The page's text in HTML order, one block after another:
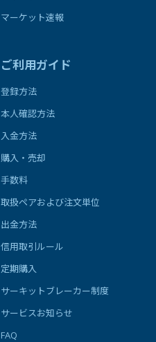
マーケット速報
ご利用ガイド
登録方法
本人確認方法
入金方法
購入・売却
手数料
取扱ペアおよび注文単位
出金方法
信用取引ルール
定期購入
サーキットブレーカー制度
サービスお知らせ
FAQ